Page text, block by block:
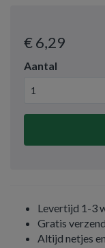
€ 6,29
Aantal
Levertijd 1-3
Gratis
Altijd netjes